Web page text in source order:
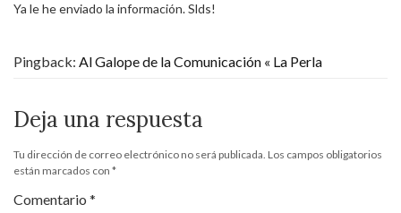
Ya le he enviado la información. Slds!
Pingback: Al Galope de la Comunicación « La Perla
Deja una respuesta
Tu dirección de correo electrónico no será publicada. Los campos obligatorios
están marcados con *
Comentario *